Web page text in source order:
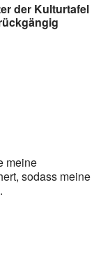
der Kulturtafel
meine
sodass meine